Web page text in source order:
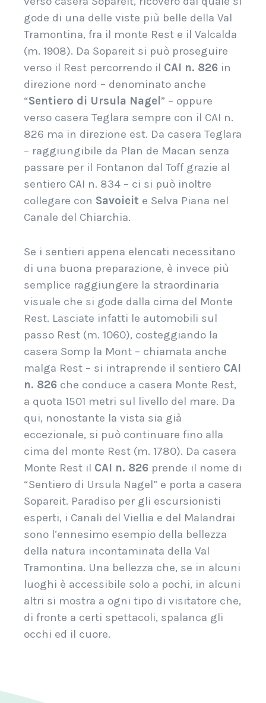
gode di una delle viste più belle della Val
Tramontina, fra il monte Rest e il Valcalda
(m. 1908). Da Sopareit si può proseguire
verso il Rest percorrendo il CAI n. 826 in
direzione nord – denominato anche
“Sentiero di Ursula Nagel ” – oppure
verso casera Teglara sempre con il CAI n.
826 ma in direzione est. Da casera Teglara
– raggiungibile da Plan de Macan senza
passare per il Fontanon dal Toff grazie al
sentiero CAI n. 834 – ci si può inoltre
collegare con Savoieit e Selva Piana nel
Canale del Chiarchia.
Se i sentieri appena elencati necessitano
di una buona preparazione, è invece più
semplice raggiungere la straordinaria
visuale che si gode dalla cima del Monte
Rest. Lasciate infatti le automobili sul
passo Rest (m. 1060), costeggiando la
casera Somp la Mont – chiamata anche
malga Rest – si intraprende il sentiero CAI
n. 826 che conduce a casera Monte Rest,
a quota 1501 metri sul livello del mare. Da
qui, nonostante la vista sia già
eccezionale, si può continuare fino alla
cima del monte Rest (m. 1780). Da casera
Monte Rest il CAI n. 826 prende il nome di
“Sentiero di Ursula Nagel” e porta a casera
Sopareit. Paradiso per gli escursionisti
esperti, i Canali del Viellia e del Malandrai
sono l’ennesimo esempio della bellezza
della natura incontaminata della Val
Tramontina. Una bellezza che, se in alcuni
luoghi è accessibile solo a pochi, in alcuni
altri si mostra a ogni tipo di visitatore che,
di fronte a certi spettacoli, spalanca gli
occhi ed il cuore.